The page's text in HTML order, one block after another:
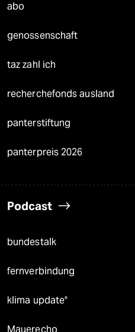
abo
genossenschaft
taz zahl ich
recherchefonds ausland
panterstiftung
panterpreis 2026
Podcast
bundestalk
fernverbindung
klima update°
Mauerecho